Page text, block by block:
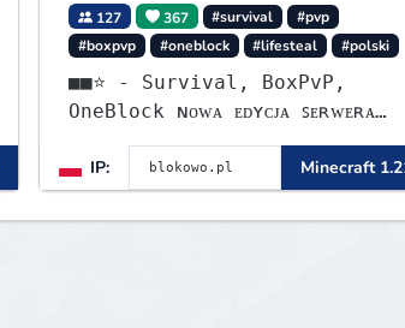
127 367 #survival
#pvp
#boxpvp
#oneblock #lifesteal #polski
■■⭐ - Survival, BoxPvP,
OneBlock ɴᴏᴡᴀ ᴇᴅʏᴄᴊᴀ ꜱᴇʀᴡᴇʀᴀ
ᴡʏꜱᴛᴀʀᴛᴏᴡᴀʟᴀ!
IP:
Minecraft